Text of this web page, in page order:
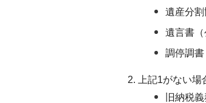
遺産分
遺言書（
調停調
上記1がない
旧納税